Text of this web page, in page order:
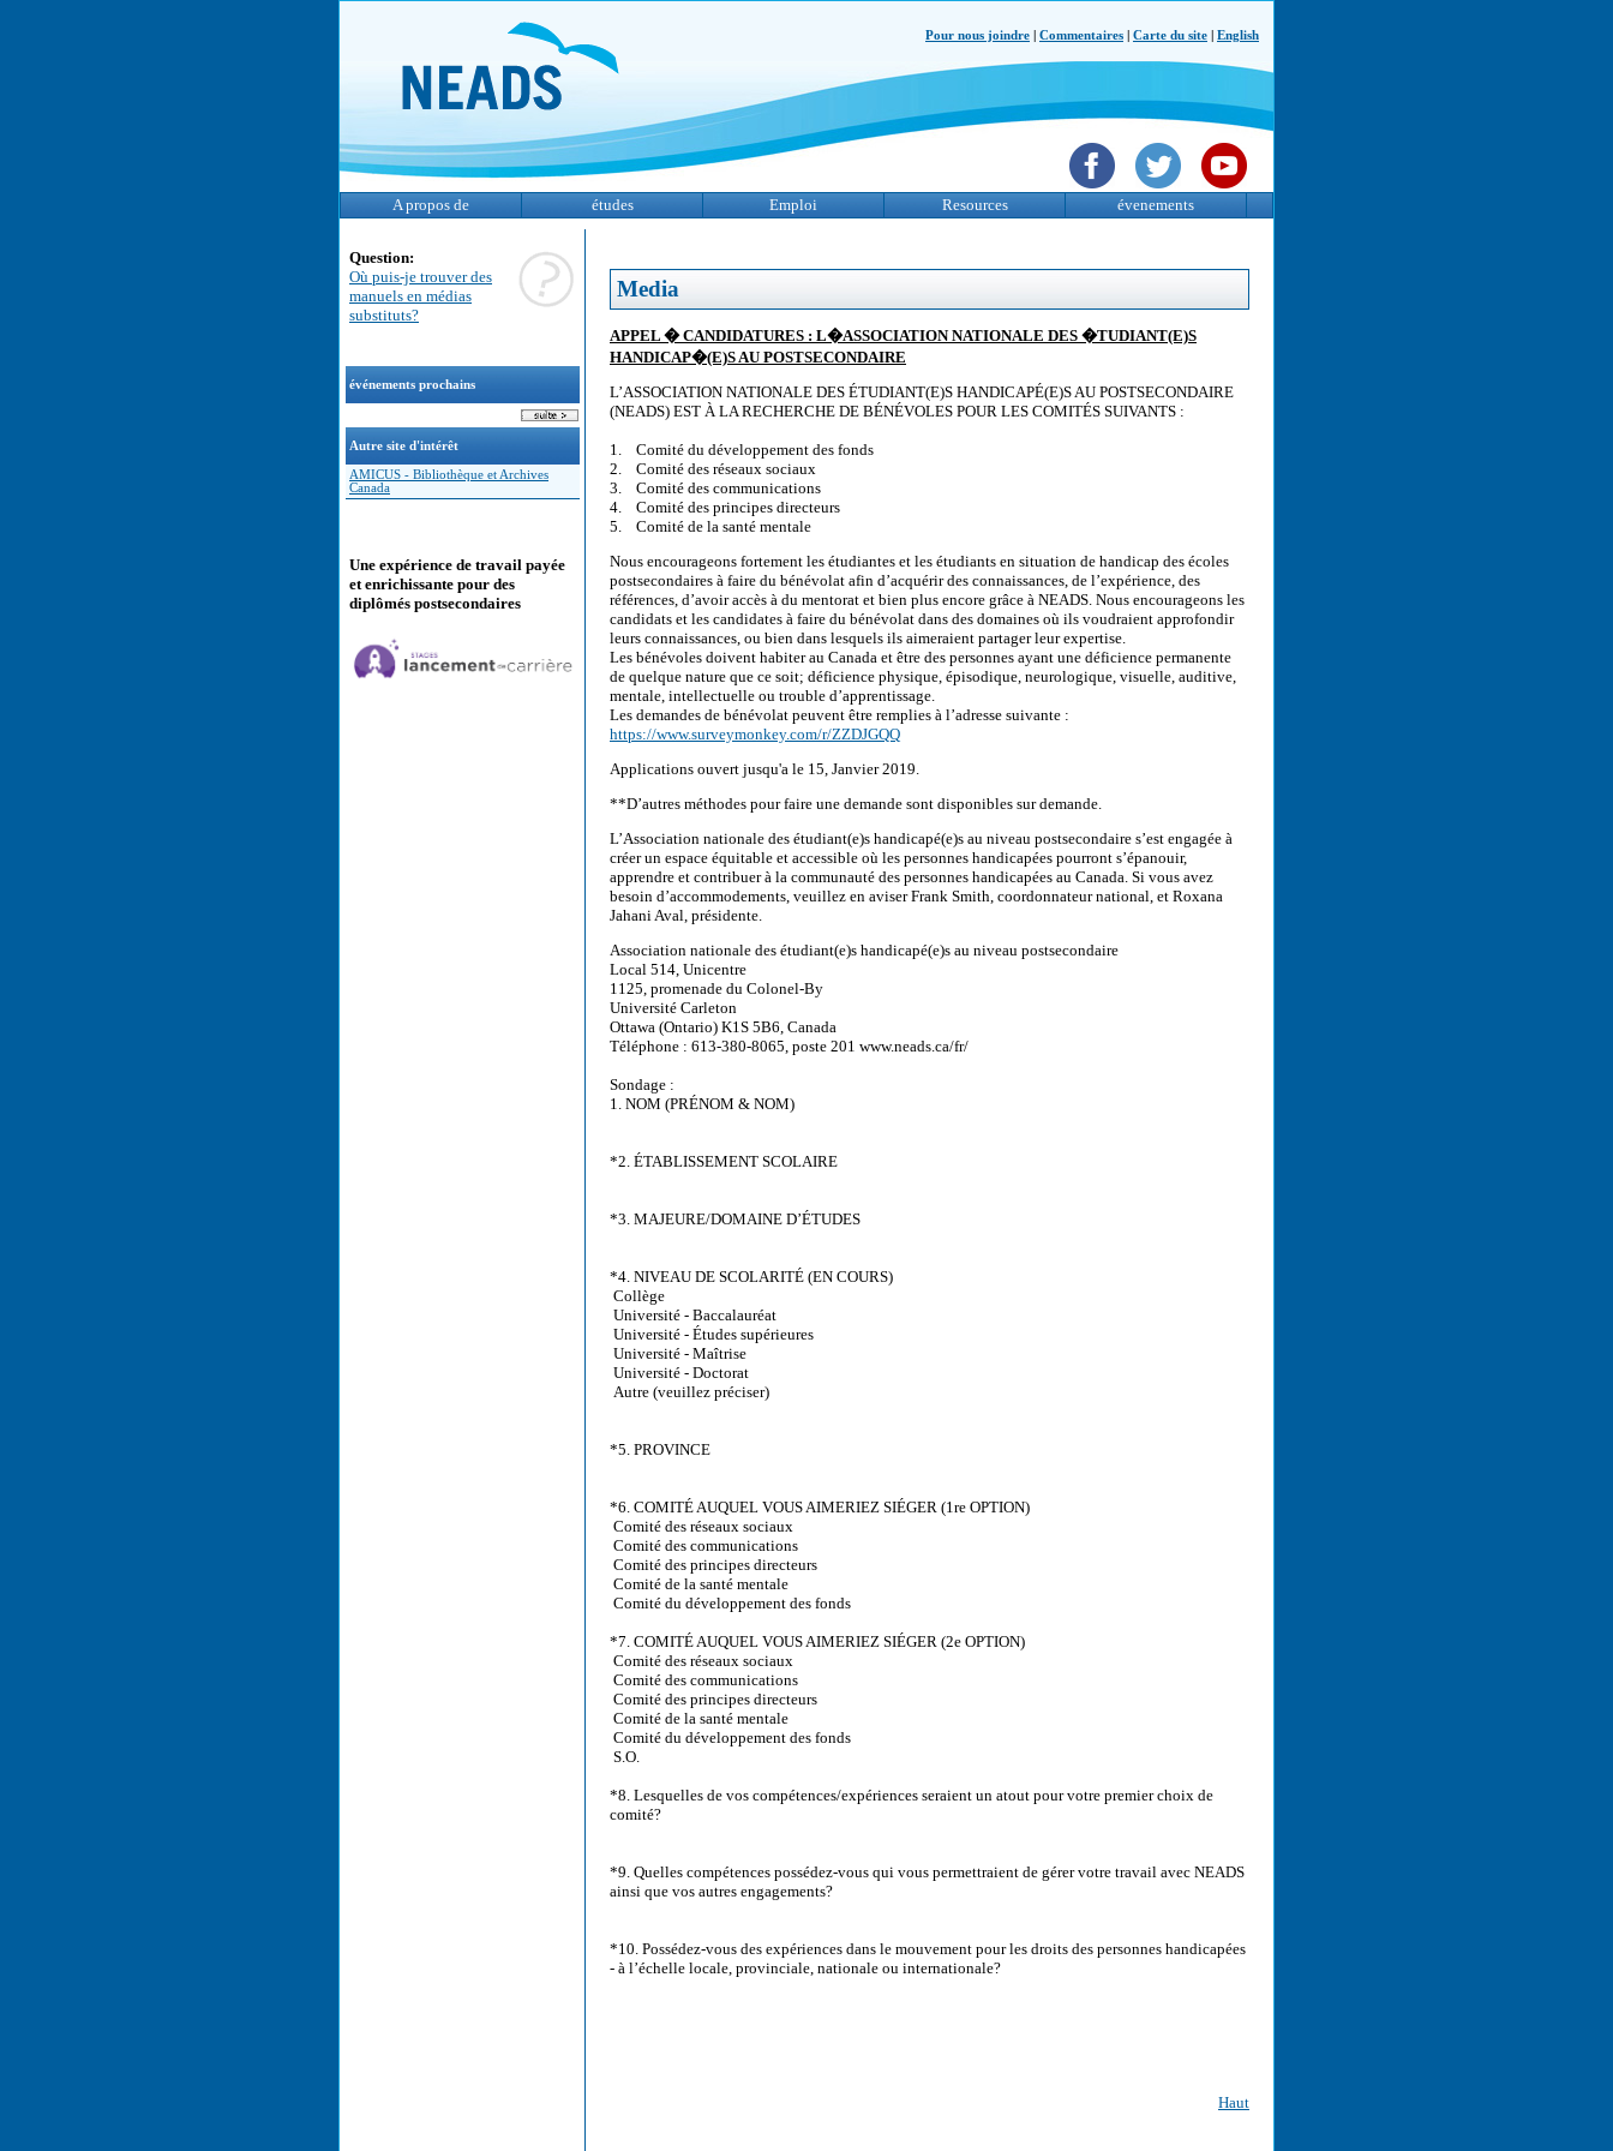
Pour nous joindre Commentaires Carte du site English
A propos de études Emploi Resources évenements
Question:
Où puis-je trouver des
manuels en médias
substituts?
événements prochains
Autre site d'intérêt
AMICUS - Bibliothèque et Archives
Canada
Une expérience de travail payée
et enrichissante pour des
diplômés postsecondaires
Media
APPEL � CANDIDATURES : L�ASSOCIATION NATIONALE DES �TUDIANT(E)S
HANDICAP�(E)S AU POSTSECONDAIRE
L’ASSOCIATION NATIONALE DES ÉTUDIANT(E)S HANDICAPÉ(E)S AU POSTSECONDAIRE
(NEADS) EST À LA RECHERCHE DE BÉNÉVOLES POUR LES COMITÉS SUIVANTS :
1. Comité du développement des fonds
2. Comité des réseaux sociaux
3. Comité des communications
4. Comité des principes directeurs
5. Comité de la santé mentale
Nous encourageons fortement les étudiantes et les étudiants en situation de handicap des écoles
postsecondaires à faire du bénévolat afin d’acquérir des connaissances, de l’expérience, des
références, d’avoir accès à du mentorat et bien plus encore grâce à NEADS. Nous encourageons les
candidats et les candidates à faire du bénévolat dans des domaines où ils voudraient approfondir
leurs connaissances, ou bien dans lesquels ils aimeraient partager leur expertise.
Les bénévoles doivent habiter au Canada et être des personnes ayant une déficience permanente
de quelque nature que ce soit; déficience physique, épisodique, neurologique, visuelle, auditive,
mentale, intellectuelle ou trouble d’apprentissage.
Les demandes de bénévolat peuvent être remplies à l’adresse suivante :
https://www.surveymonkey.com/r/ZZDJGQQ
Applications ouvert jusqu'a le 15, Janvier 2019.
**D’autres méthodes pour faire une demande sont disponibles sur demande.
L’Association nationale des étudiant(e)s handicapé(e)s au niveau postsecondaire s’est engagée à
créer un espace équitable et accessible où les personnes handicapées pourront s’épanouir,
apprendre et contribuer à la communauté des personnes handicapées au Canada. Si vous avez
besoin d’accommodements, veuillez en aviser Frank Smith, coordonnateur national, et Roxana
Jahani Aval, présidente.
Association nationale des étudiant(e)s handicapé(e)s au niveau postsecondaire
Local 514, Unicentre
1125, promenade du Colonel-By
Université Carleton
Ottawa (Ontario) K1S 5B6, Canada
Téléphone : 613-380-8065, poste 201 www.neads.ca/fr/
Sondage :
1. NOM (PRÉNOM & NOM)
*2. ÉTABLISSEMENT SCOLAIRE
*3. MAJEURE/DOMAINE D’ÉTUDES
*4. NIVEAU DE SCOLARITÉ (EN COURS)
Collège
Université - Baccalauréat
Université - Études supérieures
Université - Maîtrise
Université - Doctorat
Autre (veuillez préciser)
*5. PROVINCE
*6. COMITÉ AUQUEL VOUS AIMERIEZ SIÉGER (1re OPTION)
Comité des réseaux sociaux
Comité des communications
Comité des principes directeurs
Comité de la santé mentale
Comité du développement des fonds
*7. COMITÉ AUQUEL VOUS AIMERIEZ SIÉGER (2e OPTION)
Comité des réseaux sociaux
Comité des communications
Comité des principes directeurs
Comité de la santé mentale
Comité du développement des fonds
S.O.
*8. Lesquelles de vos compétences/expériences seraient un atout pour votre premier choix de
comité?
*9. Quelles compétences possédez-vous qui vous permettraient de gérer votre travail avec NEADS
ainsi que vos autres engagements?
*10. Possédez-vous des expériences dans le mouvement pour les droits des personnes handicapées
- à l’échelle locale, provinciale, nationale ou internationale?
Haut